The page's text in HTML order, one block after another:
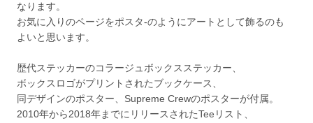
なります。
お気に入りのページをポスタ-のようにアートとして飾るのも
よいと思います。
歴代ステッカーのコラージュボックスステッカー、
ボックスロゴがプリントされたブックケース、
同デザインのポスター、Supreme Crewのポスターが付属。
2010年から2018年までにリリースされたTeeリスト、